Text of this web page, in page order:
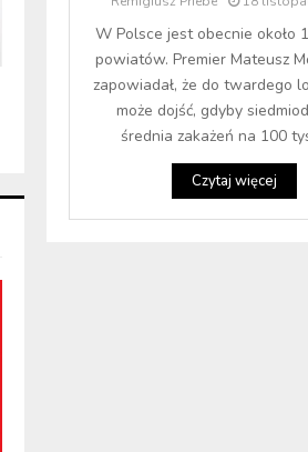
W Polsce jest obecnie około
powiatów. Premier Mateusz
zapowiadał, że do twardego
może dojść, gdyby
średnia zakażeń na 100
Czytaj więcej